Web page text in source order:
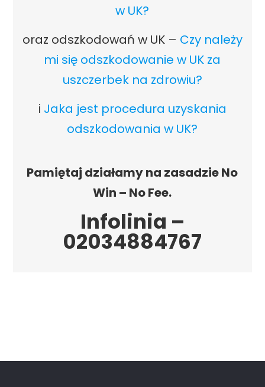
w UK?
oraz odszkodowań w UK – Czy należy
mi się odszkodowanie w UK za
uszczerbek na zdrowiu?
i Jaka jest procedura uzyskania
odszkodowania w UK?
Pamiętaj działamy na zasadzie No
Win – No Fee.
Infolinia –
02034884767